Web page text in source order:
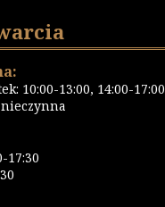
10:00-13:00, 14:00-17:00
17:30